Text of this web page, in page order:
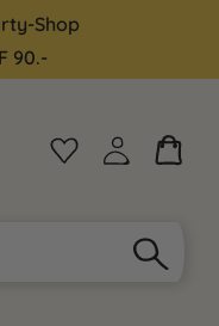
Shop
90.-